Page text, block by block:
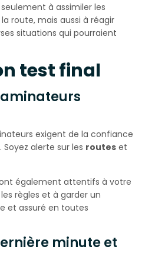
à assimiler les
route, mais aussi à réagir
situations qui pourraient
test final
exigent de la confiance
alerte sur les routes et
également attentifs à votre
règles et à garder un
et assuré en toutes
minute et